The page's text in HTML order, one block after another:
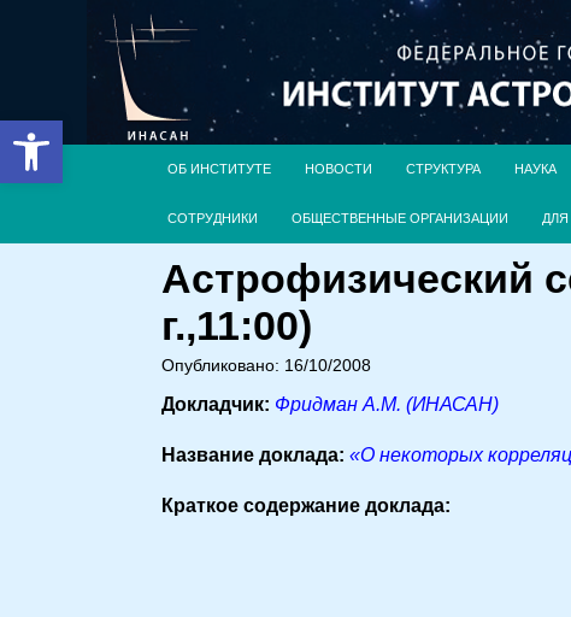
Открыть панель инструментов
ОБ ИНСТИТУТЕ НОВОСТИ СТРУКТУРА НАУКА
СОТРУДНИКИ ОБЩЕСТВЕННЫЕ ОРГАНИЗАЦИИ
Астрофизический
г.,11:00)
Опубликовано: 16/10/2008
Докладчик: Фридман А.М. (ИНАСАН)
Название доклада: «О некоторых
Краткое содержание доклада: